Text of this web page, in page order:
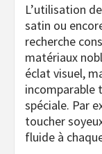
L’utilisation
satin ou
recherche
matériaux
éclat visuel,
incomparable
spéciale. Par
toucher
fluide à